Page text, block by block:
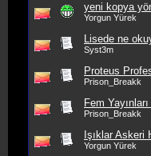
yeni kopya
Yorgun Yürek
Lisede ne
Syst3m
Proteus
Prison_Breakk
Fem
Prison_Breakk
Işıklar
Yorgun Yürek